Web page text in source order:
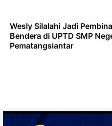
Wesly Silalahi Jadi
Bendera di UPTD SMP
Pematangsiantar